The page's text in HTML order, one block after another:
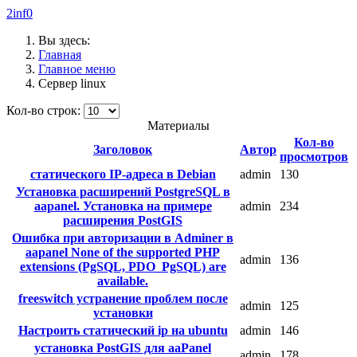
2inf0
Вы здесь:
Главная
Главное меню
Сервер linux
Кол-во строк:
Материалы
Заголовок
Автор
Кол-во
просмотров
статического IP-адреса в Debian
admin
130
Установка расширений PostgreSQL в
aapanel. Установка на примере
расширения PostGIS
admin 234
Ошибка при авторизации в Adminer в
aapanel None of the supported PHP
extensions (PgSQL, PDO_PgSQL) are
available.
admin 136
freeswitch устранение проблем после
установки
admin
125
Настроить статический ip на ubuntu
admin
146
установка PostGIS для aaPanel